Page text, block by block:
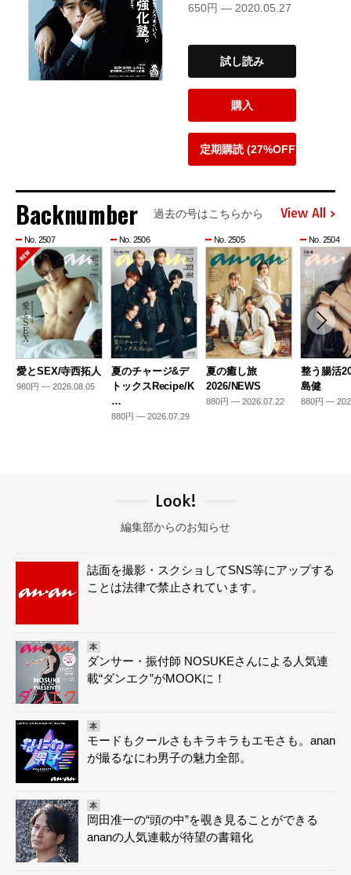
650円 — 2020.05.27
試し読み
購入
定期購読 (27%OFF)
Backnumber 過去の号はこちらから View All
No. 2507
愛とSEX/寺西拓人
980円 — 2026.08.05
No. 2506
夏のチャージ&デ
トックスRecipe/K
…
880円 — 2026.07.29
No. 2505
夏の癒し旅
2026/NEWS
880円 — 2026.07.22
No. 2504
整う腸活
島健
880円 —
Look!
編集部からのお知らせ
誌面を撮影・スクショしてSNS等にアップする
ことは法律で禁止されています。
本
ダンサー・振付師 NOSUKEさんによる人気連
載“ダンエク”がMOOKに！
本
モードもクールさもキラキラもエモさも。anan
が撮るなにわ男子の魅力全部。
本
岡田准一の“頭の中”を覗き見ることができる
ananの人気連載が待望の書籍化